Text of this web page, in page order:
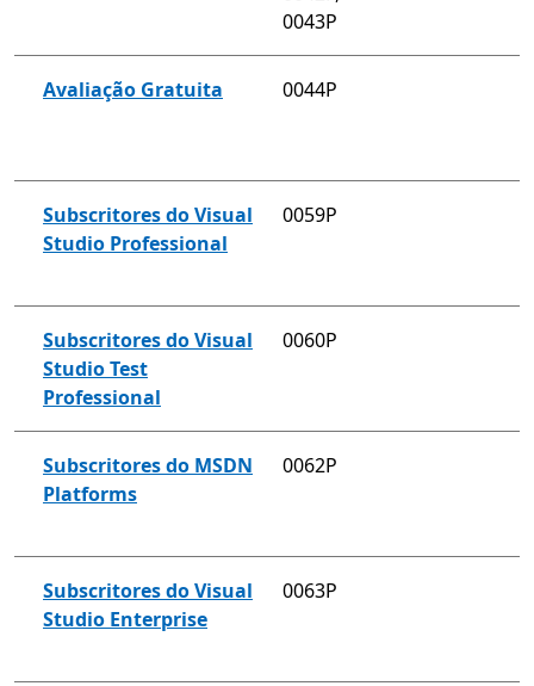
0043P
Avaliação Gratuita 0044P
Subscritores do Visual
Studio Professional
0059P
Subscritores do Visual
Studio Test
Professional
0060P
Subscritores do MSDN
Platforms
0062P
Subscritores do Visual
Studio Enterprise
0063P